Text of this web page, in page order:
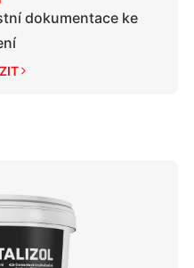
dokumentace ke